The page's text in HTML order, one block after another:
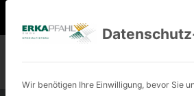
Wir benötigen Ihre Einwilligung, bevor Sie